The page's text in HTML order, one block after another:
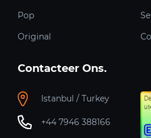
Pop
Original
Contacteer Ons.
Istanbul / Turkey
+44 7946 388166